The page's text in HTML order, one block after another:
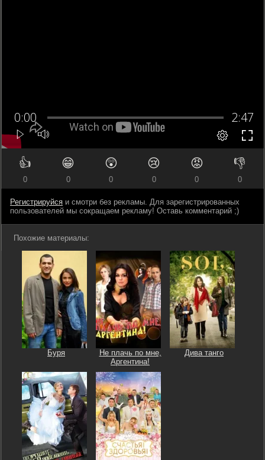
👍
0
😁
0
😲
0
😢
0
😡
0
👎
0
Регистрируйся и смотри без рекламы. Для зарегистрированных
пользователей мы сокращаем рекламу! Оставь комментарий ;)
Похожие материалы:
Буря
Не плачь по мне,
Аргентина!
Дива танго